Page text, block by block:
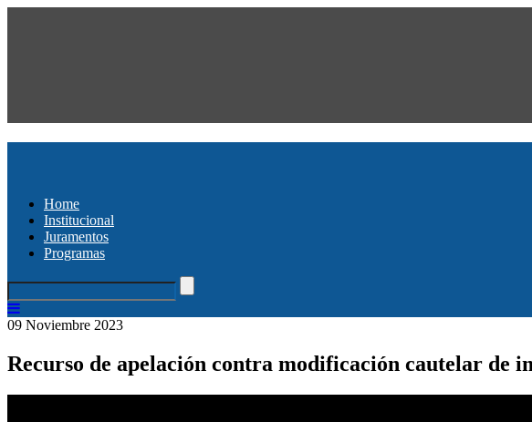
Home
Institucional
Juramentos
Programas
09 Noviembre 2023
Recurso de apelación contra modificación cautelar de